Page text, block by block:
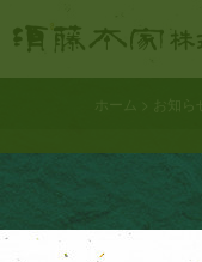
ホーム